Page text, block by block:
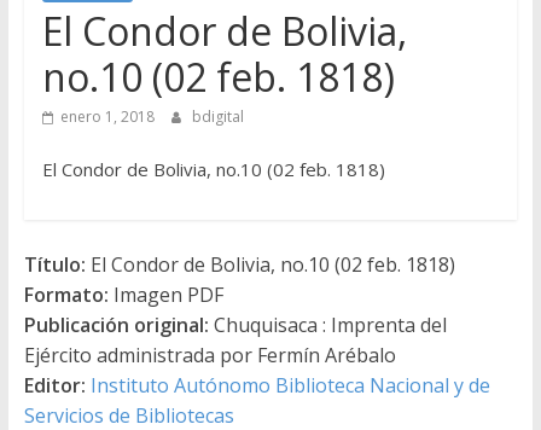
El Condor de Bolivia,
no.10 (02 feb. 1818)
enero 1, 2018 bdigital
El Condor de Bolivia, no.10 (02 feb. 1818)
Título: El Condor de Bolivia, no.10 (02 feb. 1818)
Formato: Imagen PDF
Publicación original: Chuquisaca : Imprenta del
Ejército administrada por Fermín Arébalo
Editor: Instituto Autónomo Biblioteca Nacional y de
Servicios de Bibliotecas